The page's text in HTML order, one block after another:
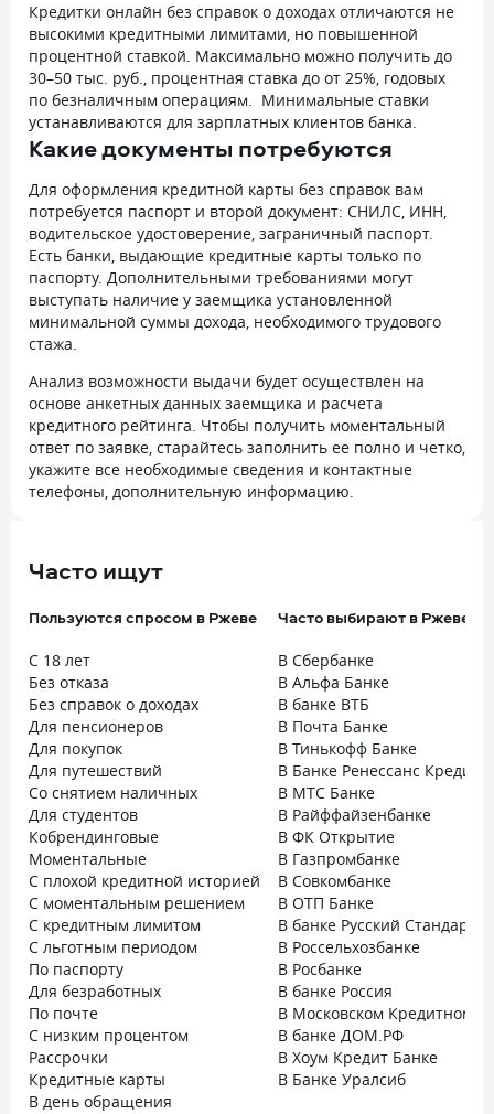
Кредитки онлайн без справок о доходах отличаются не
высокими кредитными лимитами, но повышенной
процентной ставкой. Максимально можно получить до
30–50 тыс. руб., процентная ставка до от 25%, годовых
по безналичным операциям. Минимальные ставки
устанавливаются для зарплатных клиентов банка.
Какие документы потребуются
Для оформления кредитной карты без справок вам
потребуется паспорт и второй документ: СНИЛС, ИНН,
водительское удостоверение, заграничный паспорт.
Есть банки, выдающие кредитные карты только по
паспорту. Дополнительными требованиями могут
выступать наличие у заемщика установленной
минимальной суммы дохода, необходимого трудового
стажа.
Анализ возможности выдачи будет осуществлен на
основе анкетных данных заемщика и расчета
кредитного рейтинга. Чтобы получить моментальный
ответ по заявке, старайтесь заполнить ее полно и четко,
укажите все необходимые сведения и контактные
телефоны, дополнительную информацию.
Часто ищут
Пользуются спросом в Ржеве
С 18 лет
Без отказа
Без справок о доходах
Для пенсионеров
Для покупок
Для путешествий
Со снятием наличных
Для студентов
Кобрендинговые
Моментальные
С плохой кредитной историей
С моментальным решением
С кредитным лимитом
С льготным периодом
По паспорту
Для безработных
По почте
С низким процентом
Рассрочки
Кредитные карты
В день обращения
Часто выбирают в Ржеве
В Сбербанке
В Альфа Банке
В банке ВТБ
В Почта Банке
В Тинькофф Банке
В Банке Ренессанс Кредит
В МТС Банке
В Райффайзенбанке
В ФК Открытие
В Газпромбанке
В Совкомбанке
В ОТП Банке
В банке Русский Стандарт
В Россельхозбанке
В Росбанке
В банке Россия
В Московском Кредитном
В банке ДОМ.РФ
В Хоум Кредит Банке
В Банке Уралсиб